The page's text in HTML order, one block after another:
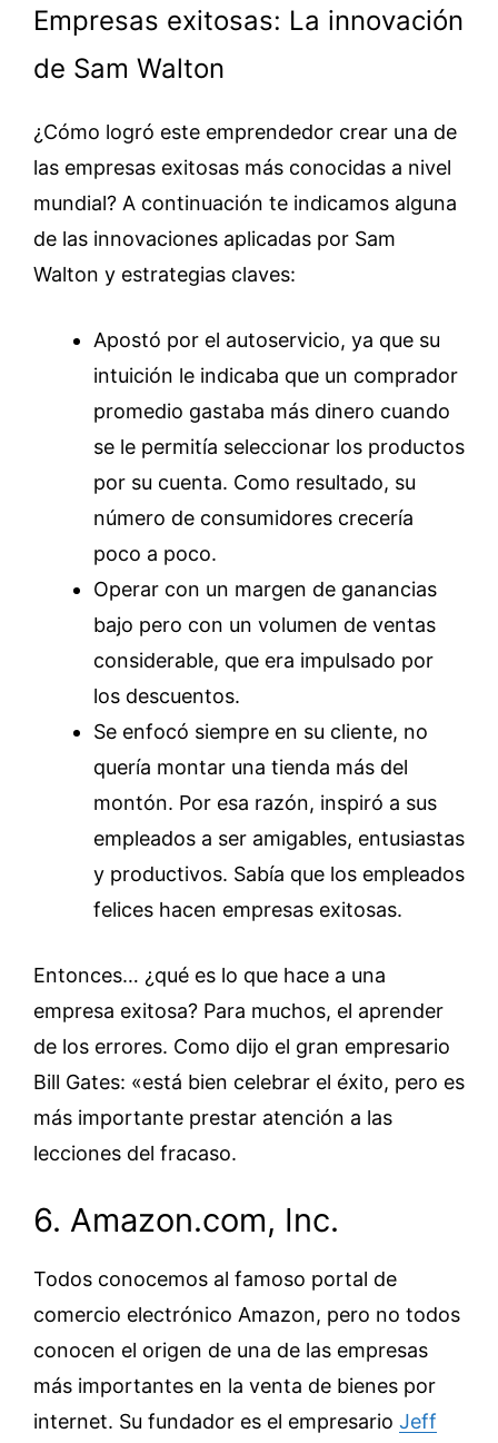
Empresas exitosas: La innovación
de Sam Walton
¿Cómo logró este emprendedor crear una de
las empresas exitosas más conocidas a nivel
mundial? A continuación te indicamos alguna
de las innovaciones aplicadas por Sam
Walton y estrategias claves:
Apostó por el autoservicio, ya que su
intuición le indicaba que un comprador
promedio gastaba más dinero cuando
se le permitía seleccionar los productos
por su cuenta. Como resultado, su
número de consumidores crecería
poco a poco.
Operar con un margen de ganancias
bajo pero con un volumen de ventas
considerable, que era impulsado por
los descuentos.
Se enfocó siempre en su cliente, no
quería montar una tienda más del
montón. Por esa razón, inspiró a sus
empleados a ser amigables, entusiastas
y productivos. Sabía que los empleados
felices hacen empresas exitosas.
Entonces… ¿qué es lo que hace a una
empresa exitosa? Para muchos, el aprender
de los errores. Como dijo el gran empresario
Bill Gates: «está bien celebrar el éxito, pero es
más importante prestar atención a las
lecciones del fracaso.
6. Amazon.com, Inc.
Todos conocemos al famoso portal de
comercio electrónico Amazon, pero no todos
conocen el origen de una de las empresas
más importantes en la venta de bienes por
internet. Su fundador es el empresario Jeff